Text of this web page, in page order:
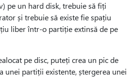
pe un hard disk, trebuie să fiți
și trebuie să existe fie spațiu
liber într-o partiție extinsă de pe
pe disc, puteți crea un pic de
unei partiții existente, ștergerea unei